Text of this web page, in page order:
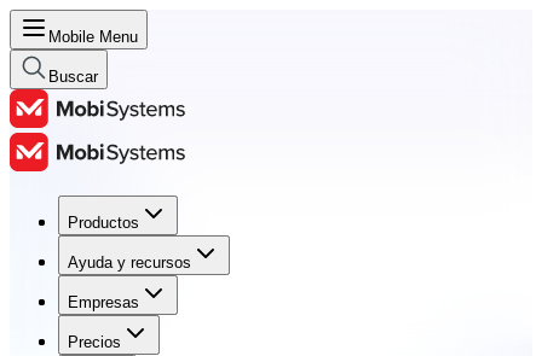
Mobile Menu
Buscar
Productos
Ayuda y recursos
Empresas
Precios
Productos
Ayuda y recursos
Empresas
Precios